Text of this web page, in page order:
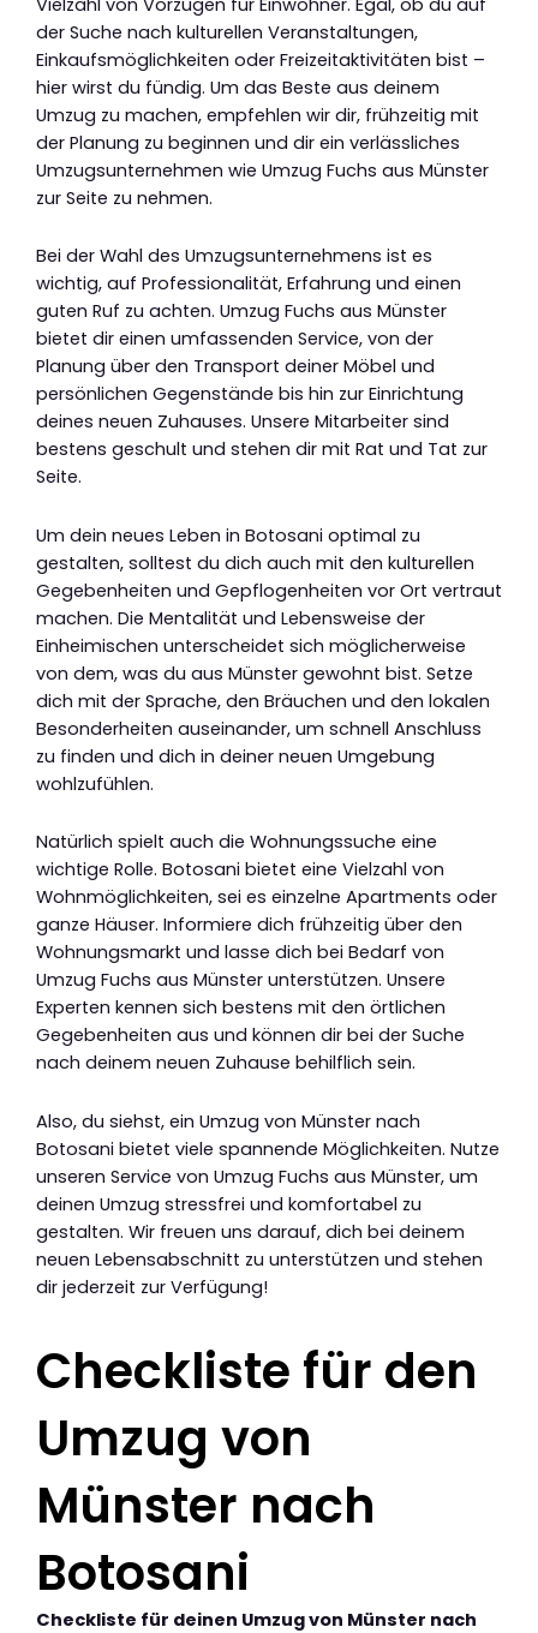
der Suche nach kulturellen Veranstaltungen,
Einkaufsmöglichkeiten oder Freizeitaktivitäten bist –
hier wirst du fündig. Um das Beste aus deinem
Umzug zu machen, empfehlen wir dir, frühzeitig mit
der Planung zu beginnen und dir ein verlässliches
Umzugsunternehmen wie Umzug Fuchs aus Münster
zur Seite zu nehmen.
Bei der Wahl des Umzugsunternehmens ist es
wichtig, auf Professionalität, Erfahrung und einen
guten Ruf zu achten. Umzug Fuchs aus Münster
bietet dir einen umfassenden Service, von der
Planung über den Transport deiner Möbel und
persönlichen Gegenstände bis hin zur Einrichtung
deines neuen Zuhauses. Unsere Mitarbeiter sind
bestens geschult und stehen dir mit Rat und Tat zur
Seite.
Um dein neues Leben in Botosani optimal zu
gestalten, solltest du dich auch mit den kulturellen
Gegebenheiten und Gepflogenheiten vor Ort vertraut
machen. Die Mentalität und Lebensweise der
Einheimischen unterscheidet sich möglicherweise
von dem, was du aus Münster gewohnt bist. Setze
dich mit der Sprache, den Bräuchen und den lokalen
Besonderheiten auseinander, um schnell Anschluss
zu finden und dich in deiner neuen Umgebung
wohlzufühlen.
Natürlich spielt auch die Wohnungssuche eine
wichtige Rolle. Botosani bietet eine Vielzahl von
Wohnmöglichkeiten, sei es einzelne Apartments oder
ganze Häuser. Informiere dich frühzeitig über den
Wohnungsmarkt und lasse dich bei Bedarf von
Umzug Fuchs aus Münster unterstützen. Unsere
Experten kennen sich bestens mit den örtlichen
Gegebenheiten aus und können dir bei der Suche
nach deinem neuen Zuhause behilflich sein.
Also, du siehst, ein Umzug von Münster nach
Botosani bietet viele spannende Möglichkeiten. Nutze
unseren Service von Umzug Fuchs aus Münster, um
deinen Umzug stressfrei und komfortabel zu
gestalten. Wir freuen uns darauf, dich bei deinem
neuen Lebensabschnitt zu unterstützen und stehen
dir jederzeit zur Verfügung!
Checkliste für den
Umzug von
Münster nach
Botosani
Checkliste für deinen Umzug von Münster nach